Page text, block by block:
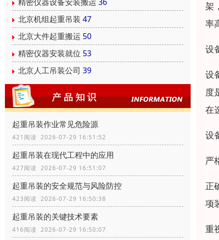
北京机组起重吊装 47
北京大件起重搬运 50
精密仪器安装就位 53
北京人工吊装公司 39
起重吊装作业常见危险源
421阅读 2026-07-29 16:51:52
起重吊装在现代工程中的应用
427阅读 2026-07-29 16:51:07
起重吊装的安全规范与风险防控
423阅读 2026-07-29 16:50:38
起重吊装的关键技术要素
416阅读 2026-07-29 16:50:07
架
率
设
设
度
在
设
严
正
项
重